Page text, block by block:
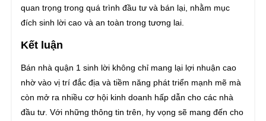
quan trọng trong quá trình đầu tư và bán lại, nhằm mục
đích sinh lời cao và an toàn trong tương lai.
Kết luận
Bán nhà quận 1 sinh lời không chỉ mang lại lợi nhuận cao
nhờ vào vị trí đắc địa và tiềm năng phát triển mạnh mẽ mà
còn mở ra nhiều cơ hội kinh doanh hấp dẫn cho các nhà
đầu tư. Với những thông tin trên, hy vọng sẽ mang đến cho